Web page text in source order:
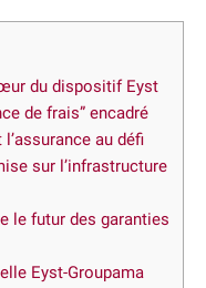
du dispositif Eyst
de frais” encadré
au défi
sur l’infrastructure
le futur des garanties
Eyst-Groupama